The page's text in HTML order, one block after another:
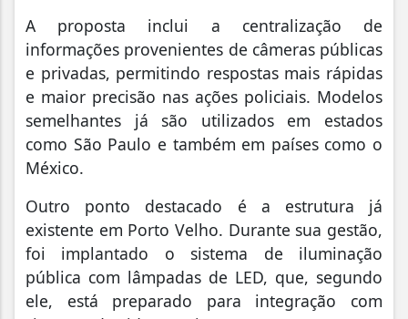
A proposta inclui a centralização de
informações provenientes de câmeras públicas
e privadas, permitindo respostas mais rápidas
e maior precisão nas ações policiais. Modelos
semelhantes já são utilizados em estados
como São Paulo e também em países como o
México.
Outro ponto destacado é a estrutura já
existente em Porto Velho. Durante sua gestão,
foi implantado o sistema de iluminação
pública com lâmpadas de LED, que, segundo
ele, está preparado para integração com